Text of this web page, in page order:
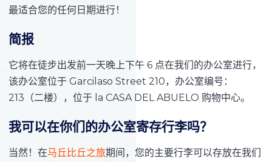
最适合您的任何日期进行！
简报
它将在徒步出发前一天晚上下午 6 点在我们的办公室进行，
该办公室位于 Garcilaso Street 210，办公室编号：
213（二楼），位于 la CASA DEL ABUELO 购物中心。
我可以在你们的办公室寄存行李吗？
当然！在马丘比丘之旅期间，您的主要行李可以存放在我们